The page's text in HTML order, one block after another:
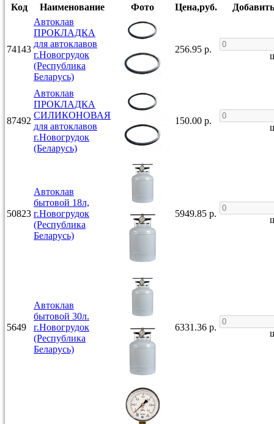
Код
Наименование Фото Цена,руб.
74143
Автоклав
ПРОКЛАДКА
для автоклавов
г.Новогрудок
(Республика
Беларусь)
256.95 р.
87492
Автоклав
ПРОКЛАДКА
СИЛИКОНОВАЯ
для автоклавов
г.Новогрудок
(Беларусь)
150.00 р.
50823
Автоклав
бытовой 18л,
г.Новогрудок
(Республика
Беларусь)
5949.85 р.
5649
Автоклав
бытовой 30л.
г.Новогрудок
(Республика
Беларусь)
6331.36 р.